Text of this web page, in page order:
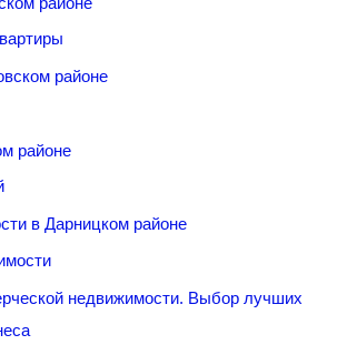
районе
районе
в Дарницком районе
недвижимости. Выбор лучших